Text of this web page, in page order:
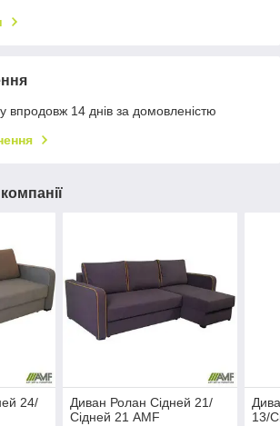
впродовж 14 днів за домовленістю
24/
Диван Ролан Сідней 21/
Сідней 21 AMF
13/